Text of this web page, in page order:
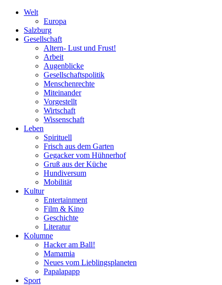
Welt
Europa
Salzburg
Gesellschaft
Altern- Lust und Frust!
Arbeit
Augenblicke
Gesellschaftspolitik
Menschenrechte
Miteinander
Vorgestellt
Wirtschaft
Wissenschaft
Leben
Spirituell
Frisch aus dem Garten
Gegacker vom Hühnerhof
Gruß aus der Küche
Hundiversum
Mobilität
Kultur
Entertainment
Film & Kino
Geschichte
Literatur
Kolumne
Hacker am Ball!
Mamamia
Neues vom Lieblingsplaneten
Papalapapp
Sport